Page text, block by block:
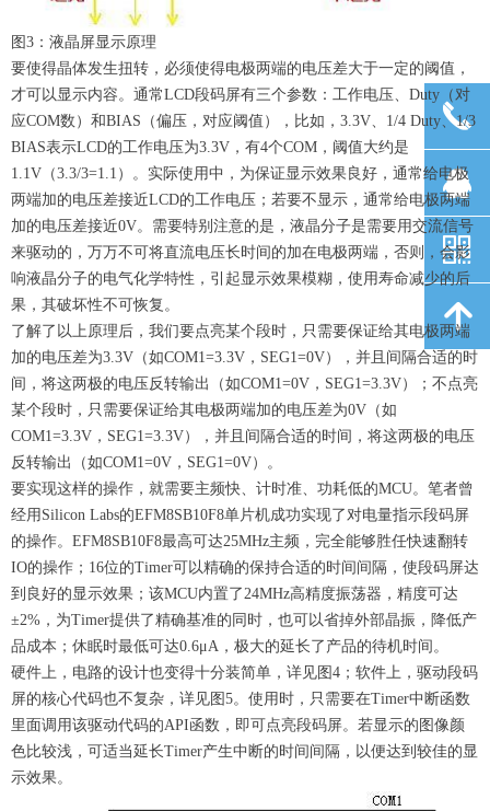
图3：液晶屏显示原理
要使得晶体发生扭转，必须使得电极两端的电压差大于一定的阈值，
才可以显示内容。通常LCD段码屏有三个参数：工作电压、Duty（对
应COM数）和BIAS（偏压，对应阈值），比如，3.3V、1/4 Duty、1/3
BIAS表示LCD的工作电压为3.3V，有4个COM，阈值大约是
1.1V（3.3/3=1.1）。实际使用中，为保证显示效果良好，通常给电极
两端加的电压差接近LCD的工作电压；若要不显示，通常给电极两端
加的电压差接近0V。需要特别注意的是，液晶分子是需要用交流信号
来驱动的，万万不可将直流电压长时间的加在电极两端，否则，会影
响液晶分子的电气化学特性，引起显示效果模糊，使用寿命减少的后
果，其破坏性不可恢复。
了解了以上原理后，我们要点亮某个段时，只需要保证给其电极两端
加的电压差为3.3V（如COM1=3.3V，SEG1=0V），并且间隔合适的时
间，将这两极的电压反转输出（如COM1=0V，SEG1=3.3V）；不点亮
某个段时，只需要保证给其电极两端加的电压差为0V（如
COM1=3.3V，SEG1=3.3V），并且间隔合适的时间，将这两极的电压
反转输出（如COM1=0V，SEG1=0V）。
要实现这样的操作，就需要主频快、计时准、功耗低的MCU。笔者曾
经用Silicon Labs的EFM8SB10F8单片机成功实现了对电量指示段码屏
的操作。EFM8SB10F8最高可达25MHz主频，完全能够胜任快速翻转
IO的操作；16位的Timer可以精确的保持合适的时间间隔，使段码屏达
到良好的显示效果；该MCU内置了24MHz高精度振荡器，精度可达
±2%，为Timer提供了精确基准的同时，也可以省掉外部晶振，降低产
品成本；休眠时最低可达0.6μA，极大的延长了产品的待机时间。
硬件上，电路的设计也变得十分装简单，详见图4；软件上，驱动段码
屏的核心代码也不复杂，详见图5。使用时，只需要在Timer中断函数
里面调用该驱动代码的API函数，即可点亮段码屏。若显示的图像颜
色比较浅，可适当延长Timer产生中断的时间间隔，以便达到较佳的显
示效果。
끅
뀩
낃
녕